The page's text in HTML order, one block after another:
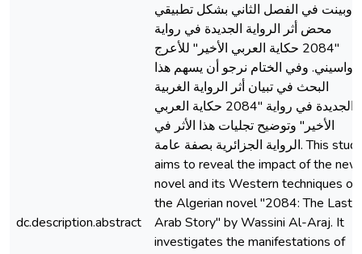
dc.description.abstract
وبينت في الفصل الثاني بشكل تطبيقي
محض أثر الرواية الجديدة في رواية
"2084 حكاية العربي الأخير" للأعرج
واسيني. وفي الختام نرجو أن يسهم هذا
البحث في تبيان أثر الرواية الغربية
الجديدة في رواية "2084 حكاية العربي
الأخير" وتوضيح تجليات هذا الأثر في
الرواية الجزائرية بصفة عامة. This study
aims to reveal the impact of the new
novel and its Western techniques on
the Algerian novel "2084: The Last
Arab Story" by Wassini Al-Araj. It
investigates the manifestations of